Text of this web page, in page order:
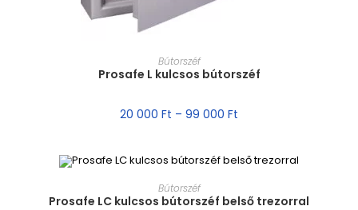
MÉRET VÁLASZTÁSA
Bútorszéf
Prosafe L kulcsos bútorszéf
20 000 Ft – 99 000 Ft
MÉRET VÁLASZTÁSA
Bútorszéf
Prosafe LC kulcsos bútorszéf belső trezorral